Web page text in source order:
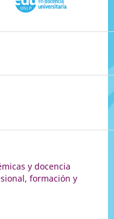
y docencia
formación y